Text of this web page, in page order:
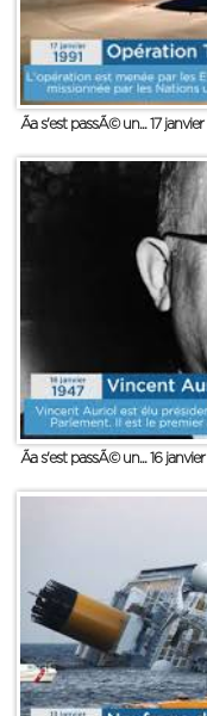
Ãa s'est passÃ© un... 17 janvier
Ãa s'est passÃ© un... 16 janvier